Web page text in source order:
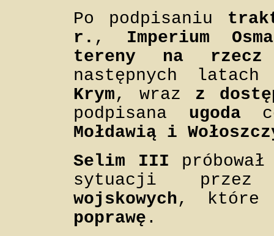
Po podpisaniu
r. , Imperium
tereny na
następnych
Krym, wraz z
podpisana ugoda
Mołdawią i
Selim III
sytuacji przez
wojskowych, które
poprawę .